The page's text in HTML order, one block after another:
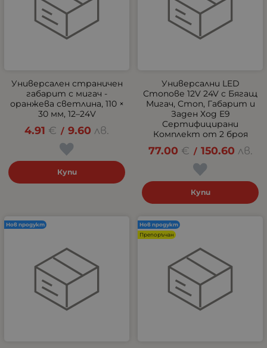
Универсален страничен
габарит с мигач -
оранжева светлина, 110 ×
30 мм, 12–24V
4.91 € / 9.60 лв.
Купи
Универсални LED
Стопове 12V 24V с Бягащ
Мигач, Стоп, Габарит и
Заден Ход E9
Сертифицирани
Комплект от 2 броя
77.00 € / 150.60 лв.
Купи
Нов продукт
Нов продукт
Препоръчан